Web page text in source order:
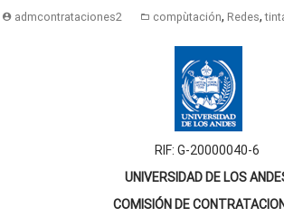
admcontrataciones2 compùtación, Redes,
RIF: G-20000040-6
UNIVERSIDAD DE LOS
COMISIÓN DE